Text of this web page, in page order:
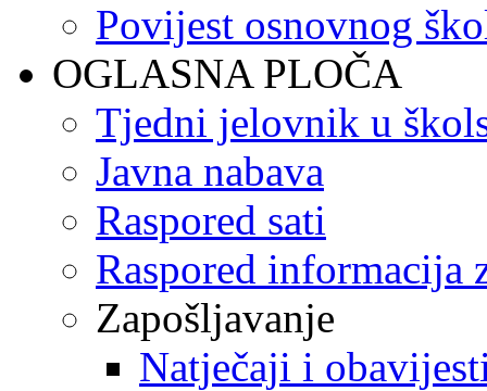
Povijest osnovnog
OGLASNA PLOČA
Tjedni jelovnik u
Javna nabava
Raspored sati
Raspored informacija
Zapošljavanje
Natječaji i